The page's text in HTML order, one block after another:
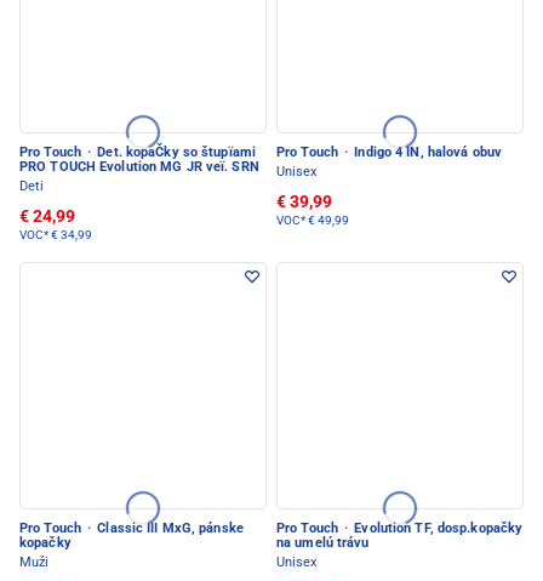
Pro Touch · Det. kopaČky so štupïami
PRO TOUCH Evolution MG JR veï. SRN
Deti
€ 24,99
VOC*€ 34,99
Pro Touch · Indigo 4 IN, halová obuv
Unisex
€ 39,99
VOC*€ 49,99
Pro Touch · Classic III MxG, pánske
kopačky
Muži
Pro Touch · Evolution TF, dosp.kopačky
na umelú trávu
Unisex